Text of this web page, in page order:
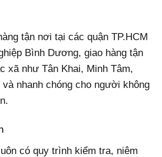
tận nơi tại các quận TP.HCM
Bình Dương, giao hàng tận
xã như Tân Khai, Minh Tâm,
nhanh chóng cho người không
có quy trình kiểm tra, niêm